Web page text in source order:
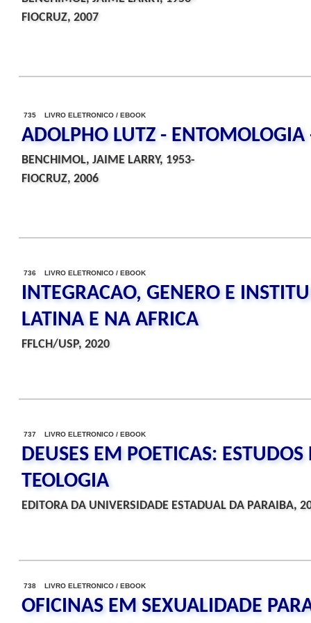
FIOCRUZ, 2007
735 LIVRO ELETRONICO / EBOOK
ADOLPHO LUTZ -
BENCHIMOL, JAIME LARRY, 1953-
FIOCRUZ, 2006
736 LIVRO ELETRONICO / EBOOK
INTEGRACAO, GENERO E
LATINA E NA AFRICA
FFLCH/USP, 2020
737 LIVRO ELETRONICO / EBOOK
DEUSES EM POETICAS:
TEOLOGIA
EDITORA DA UNIVERSIDADE ESTADUAL DA PARAIBA,
738 LIVRO ELETRONICO / EBOOK
OFICINAS EM SEXUALIDADE